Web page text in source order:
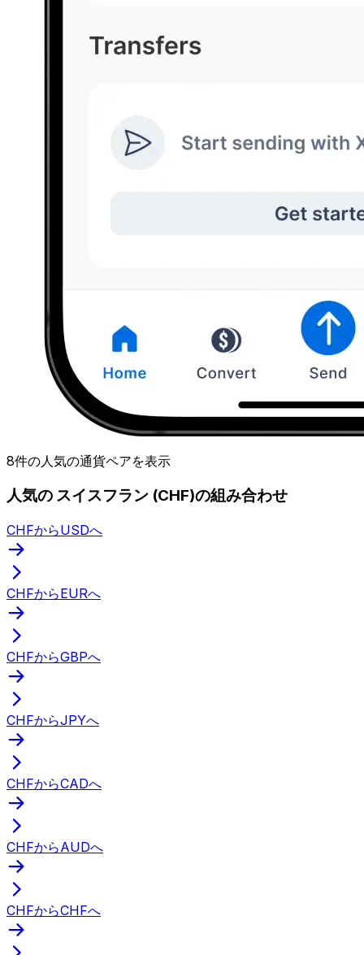
8件の人気の通貨ペアを表示
人気の スイスフラン (CHF)の組み合わせ
CHFからUSDへ
CHFからEURへ
CHFからGBPへ
CHFからJPYへ
CHFからCADへ
CHFからAUDへ
CHFからCHFへ